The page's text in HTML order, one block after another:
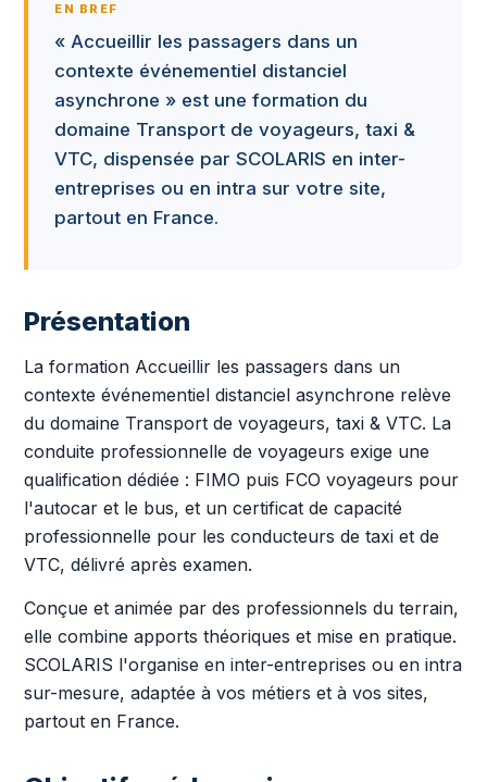
EN BREF
« Accueillir les passagers dans un
contexte événementiel distanciel
asynchrone » est une formation du
domaine Transport de voyageurs, taxi &
VTC, dispensée par SCOLARIS en inter-
entreprises ou en intra sur votre site,
partout en France.
Présentation
La formation Accueillir les passagers dans un
contexte événementiel distanciel asynchrone relève
du domaine Transport de voyageurs, taxi & VTC. La
conduite professionnelle de voyageurs exige une
qualification dédiée : FIMO puis FCO voyageurs pour
l'autocar et le bus, et un certificat de capacité
professionnelle pour les conducteurs de taxi et de
VTC, délivré après examen.
Conçue et animée par des professionnels du terrain,
elle combine apports théoriques et mise en pratique.
SCOLARIS l'organise en inter-entreprises ou en intra
sur-mesure, adaptée à vos métiers et à vos sites,
partout en France.